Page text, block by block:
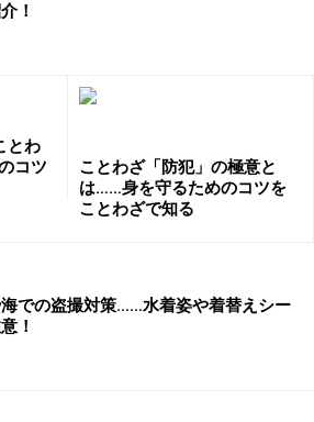
では
もしれないし、逆に通報した側の
どを聞かれることやその後の面倒な
（聞かなかったことにしよう）
いでしょうか。
、こう叫べ！
！
とわ
コツ
ことわざ「防犯」の極意と
は……身を守るためのコツを
ことわざで知る
での盗撮対策……水着姿や着替えシー
！